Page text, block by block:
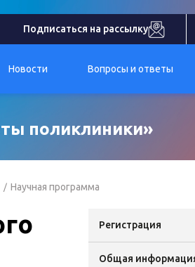
Подписаться на рассылку
Новости Вопросы и ответы
поликлиники»
Научная программа
Регистрация
Общая